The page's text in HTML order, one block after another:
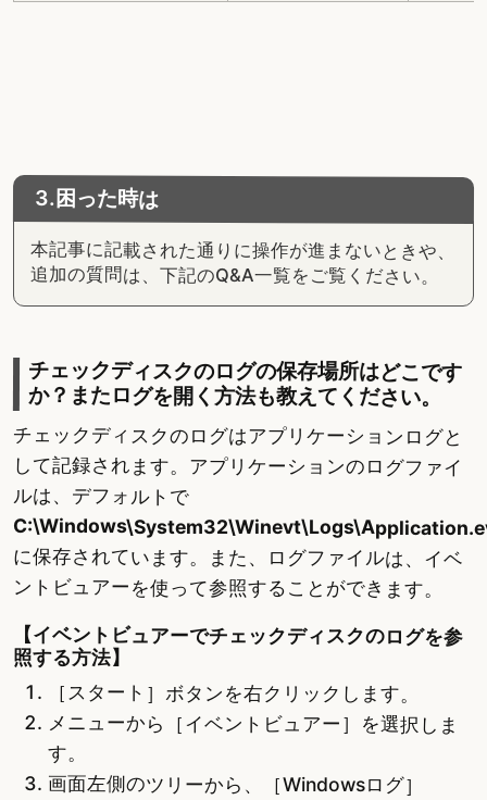
3.困った時は
本記事に記載された通りに操作が進まないときや、
追加の質問は、下記のQ&A一覧をご覧ください。
チェックディスクのログの保存場所はどこです
か？またログを開く方法も教えてください。
チェックディスクのログはアプリケーションログと
して記録されます。アプリケーションのログファイ
ルは、デフォルトで
に保存されています。また、ログファイルは、イベ
ントビュアーを使って参照することができます。
【イベントビュアーでチェックディスクのログを参
照する方法】
［スタート］ボタンを右クリックします。
メニューから［イベントビュアー］を選択しま
す。
画面左側のツリーから、［Windowsログ］